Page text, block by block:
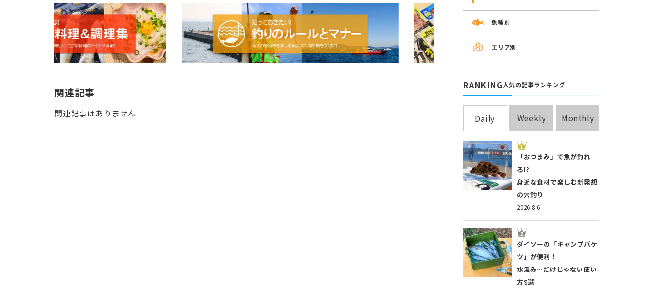
関連記事
関連記事はありません
魚種別
エリア別
RANKING人気の記事ランキング
Daily Weekly Monthly
2026.8.6
「おつまみ」で魚が釣れ
る!?
身近な食材で楽しむ新発想
の穴釣り
ダイソーの「キャンプバケ
ツ」が便利！
水汲み…だけじゃない使い
方9選